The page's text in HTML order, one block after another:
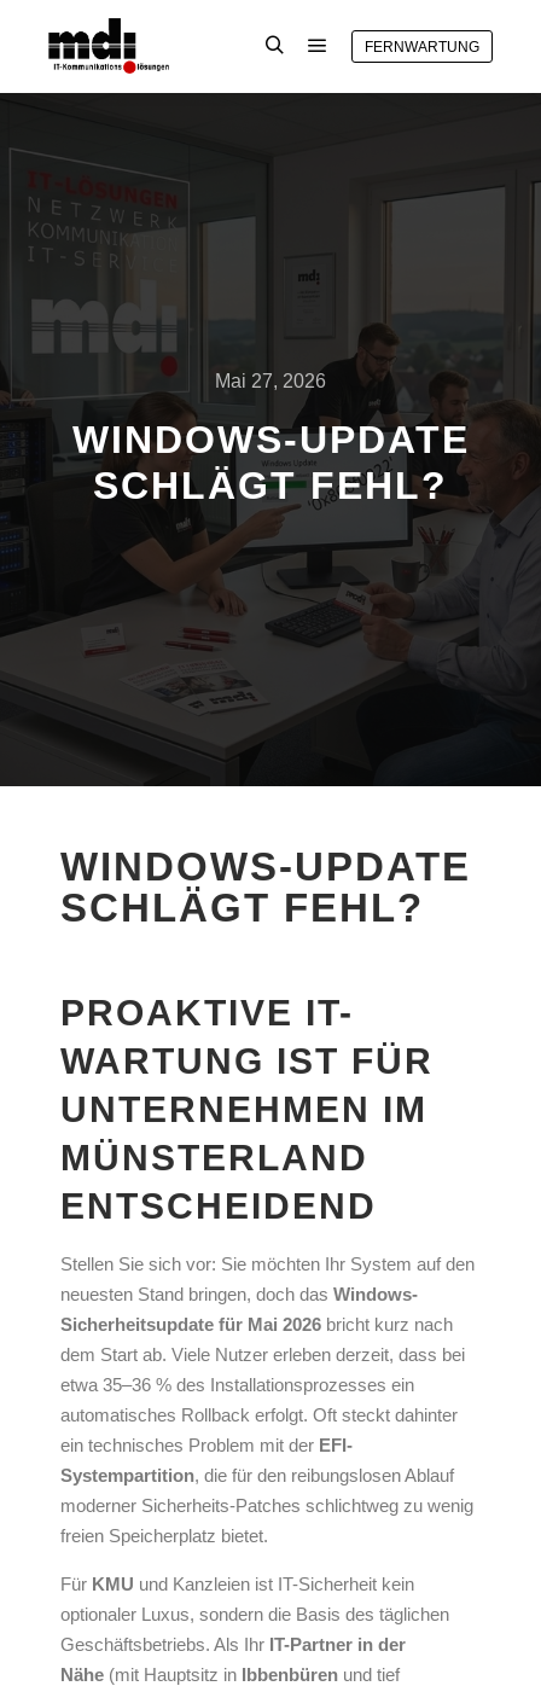
FERNWARTUNG
Mai 27, 2026
WINDOWS-UPDATE
SCHLÄGT FEHL?
WINDOWS-UPDATE
SCHLÄGT FEHL?
PROAKTIVE IT-
WARTUNG IST FÜR
UNTERNEHMEN IM
MÜNSTERLAND
ENTSCHEIDEND
Stellen Sie sich vor: Sie möchten Ihr System auf den
neuesten Stand bringen, doch das Windows-
Sicherheitsupdate für Mai 2026 bricht kurz nach
dem Start ab. Viele Nutzer erleben derzeit, dass bei
etwa 35–36 % des Installationsprozesses ein
automatisches Rollback erfolgt. Oft steckt dahinter
ein technisches Problem mit der EFI-
Systempartition, die für den reibungslosen Ablauf
moderner Sicherheits-Patches schlichtweg zu wenig
freien Speicherplatz bietet.
Für KMU und Kanzleien ist IT-Sicherheit kein
optionaler Luxus, sondern die Basis des täglichen
Geschäftsbetriebs. Als Ihr IT-Partner in der
Nähe (mit Hauptsitz in Ibbenbüren und tief